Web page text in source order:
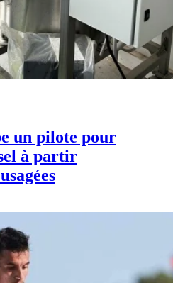
un pilote pour
à partir